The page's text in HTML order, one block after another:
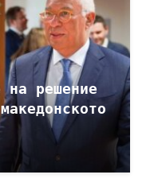
на решение